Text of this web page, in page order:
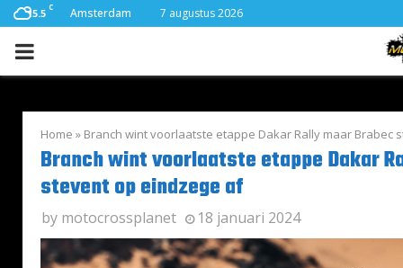
15.5 C Amsterdam 7 augustus 2026
PRIMARY
Home » Branch wint voorlaatste etappe Dakar Rally maar Brabec
Branch wint voorlaatste etappe Dakar
stevent op eindzege af
by motocrossplanet 18 januari 2024